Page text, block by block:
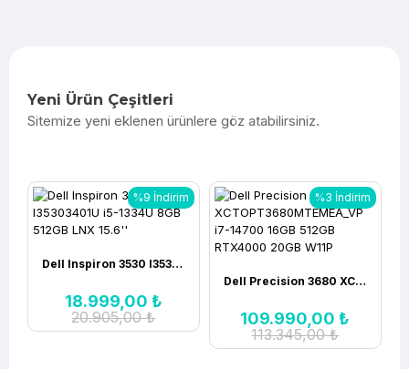
Yeni Ürün Çeşitleri
Sitemize yeni eklenen ürünlere göz atabilirsiniz.
%9 İndirim
Dell Inspiron 3530 I35303401U i5-1334U 8GB 512GB LNX 15.6''
18.999,00 ₺
20.905,00 ₺
%3 İndirim
Dell Precision 3680 XCTOPT3680MTEMEA_VP i7-14700 16GB 512GB RTX4000 20GB W11P
109.990,00 ₺
113.345,00 ₺